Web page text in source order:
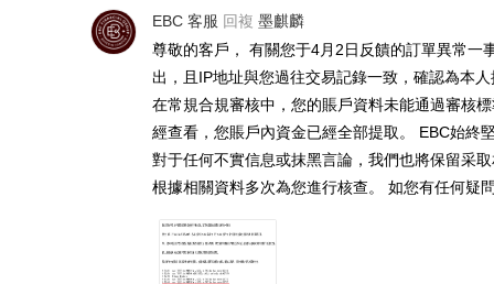
EBC 客服 回複 墨麒麟
尊敬的客戶， 有關您于4月2日反饋的訂單異常一
出，且IP地址與您過往交易記錄一致，確認為本
在常規合規審核中，您的賬戶資料未能通過審核
經查看，您賬戶內資金已經全部提取。 EBC始終
對于任何不實信息或抹黑言論，我們也將保留采
根據相關資料多次為您進行核查。 如您有任何疑